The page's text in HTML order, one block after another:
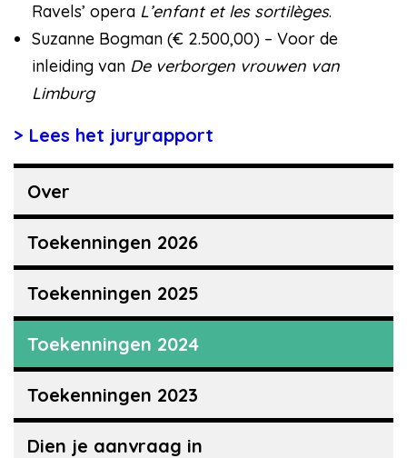
Ravels’ opera L’enfant et les sortilèges.
Suzanne Bogman (€ 2.500,00) – Voor de
inleiding van De verborgen vrouwen van
Limburg
Lees het juryrapport
Over
Toekenningen 2026
Toekenningen 2025
Toekenningen 2024
Toekenningen 2023
Dien je aanvraag in